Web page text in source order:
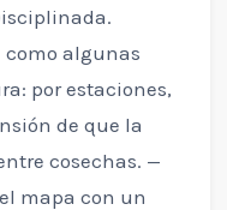
como algunas
por estaciones,
de que la
cosechas. —
mapa con un